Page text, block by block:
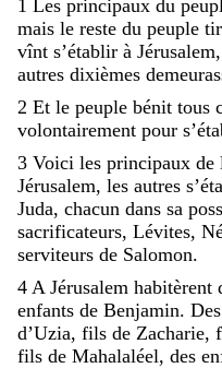
1 Les principaux du
mais le reste du peuple
vînt s’établir à Jérusalem,
autres dixièmes
2 Et le peuple bénit tous
volontairement pour
3 Voici les principaux de
Jérusalem, les autres
Juda, chacun dans sa
sacrificateurs, Lévites,
serviteurs de Salomon.
4 A Jérusalem habitèrent
enfants de Benjamin. Des
d’Uzia, fils de Zacharie,
fils de Mahalaléel, des